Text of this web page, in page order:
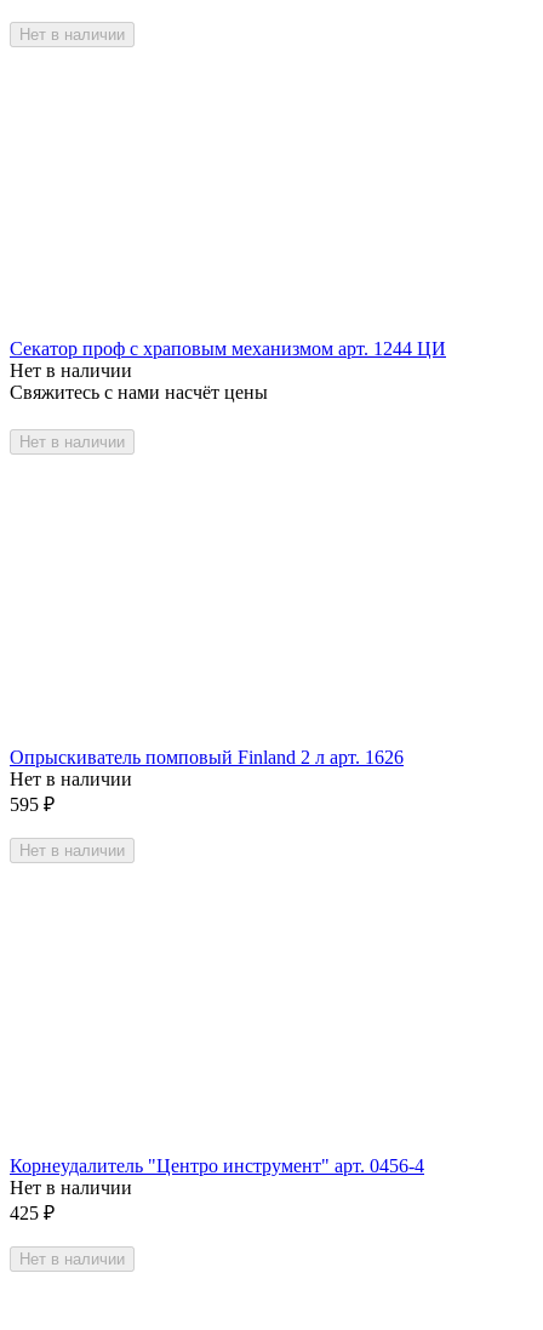
Нет в наличии
Секатор проф с храповым механизмом арт. 1244 ЦИ
Нет в наличии
Свяжитесь с нами насчёт цены
Нет в наличии
Опрыскиватель помповый Finland 2 л арт. 1626
Нет в наличии
595 ₽
Нет в наличии
Корнеудалитель "Центро инструмент" арт. 0456-4
Нет в наличии
425 ₽
Нет в наличии